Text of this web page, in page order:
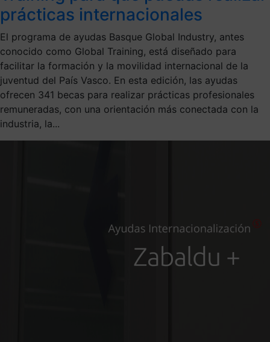
prácticas internacionales
El programa de ayudas Basque Global Industry, antes
conocido como Global Training, está diseñado para
facilitar la formación y la movilidad internacional de la
juventud del País Vasco. En esta edición, las ayudas
ofrecen 341 becas para realizar prácticas profesionales
remuneradas, con una orientación más conectada con la
industria, la...